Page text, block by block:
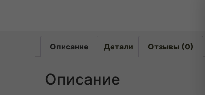
Описание Детали Отзывы (0)
Описание